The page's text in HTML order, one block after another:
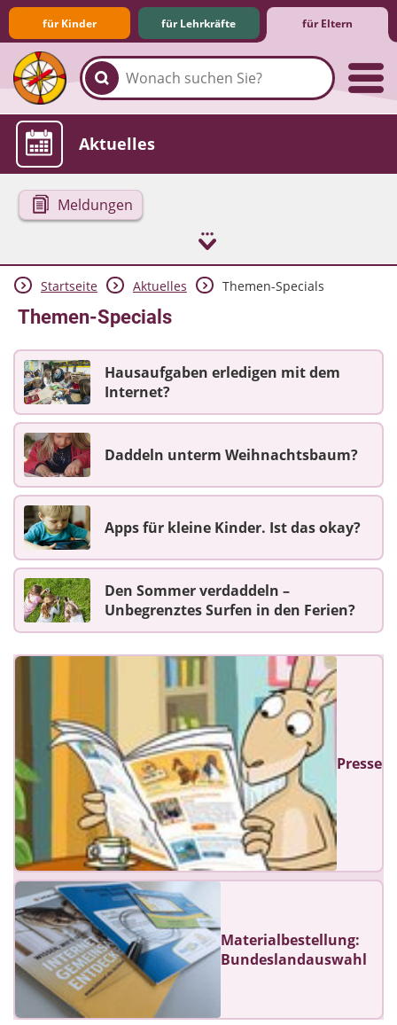
für Kinder für Lehrkräfte für Eltern
Familie & Medien
Spieletipps & Lernsoftware
Die Jüngsten im Netz
Lexikon
Aktuelles
Meldungen
Startseite Aktuelles Themen-Specials
Themen-Specials
Hausaufgaben erledigen mit dem
Internet?
Daddeln unterm Weihnachtsbaum?
Apps für kleine Kinder. Ist das okay?
Den Sommer verdaddeln –
Unbegrenztes Surfen in den Ferien?
Presse
Materialbestellung:
Bundeslandauswahl